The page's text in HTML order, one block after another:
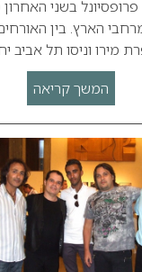
הארץ. בין
מירו וניסו תל אביב
המשך קריאה